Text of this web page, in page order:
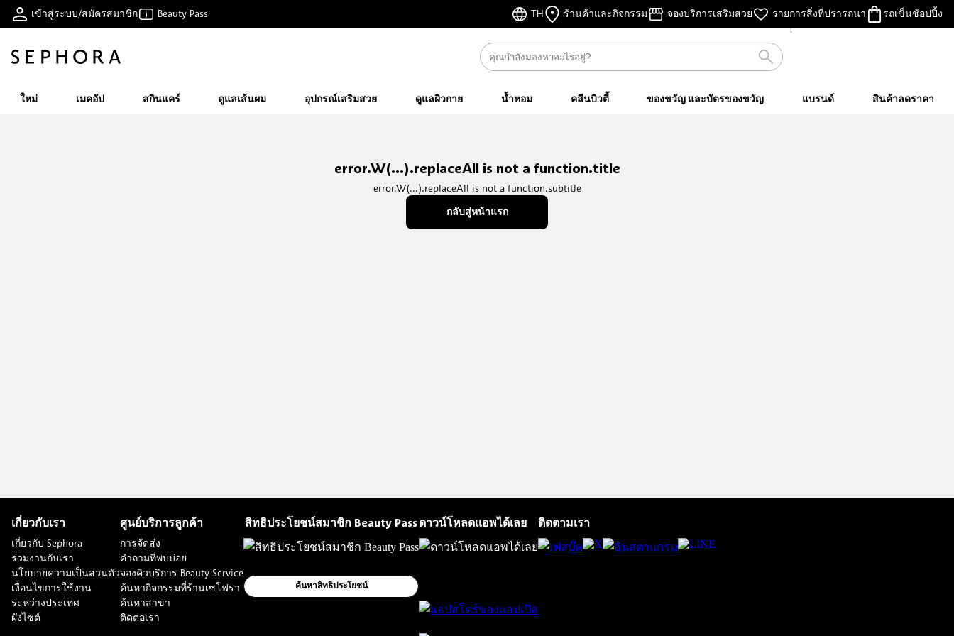
เข้าสู่ระบบ/สมัครสมาชิก Beauty Pass TH ร้านค้าและกิจกรรม จองบริการเสริมสวย รายการสิ่งที่ปรารถนา รถเข็นช้อปปิ้ง
ไม่คิดค่าส่ง
เมื่อชอปครบ ฿500 ขึ้นไป
ใหม่ เมคอัป สกินแคร์ ดูแลเส้นผม อุปกรณ์เสริมสวย ดูแลผิวกาย น้ำหอม คลีนบิวตี้ ของขวัญ และบัตรของขวัญ แบรนด์ สินค้าลดราคา
error.W(...).replaceAll is not a function.title
error.W(...).replaceAll is not a function.subtitle
กลับสู่หน้าแรก
เกี่ยวกับเรา
เกี่ยวกับ Sephora
ร่วมงานกับเรา
นโยบายความเป็นส่วนตัว
เงื่อนไขการใช้งาน
ระหว่างประเทศ
ผังไซต์
ศูนย์บริการลูกค้า
การจัดส่ง
คำถามที่พบบ่อย
จองคิวบริการ Beauty Service
ค้นหากิจกรรมที่ร้านเซโฟรา
ค้นหาสาขา
ติดต่อเรา
สิทธิประโยชน์สมาชิก Beauty Pass
ค้นหาสิทธิประโยชน์
ดาวน์โหลดแอพได้เลย ติดตามเรา